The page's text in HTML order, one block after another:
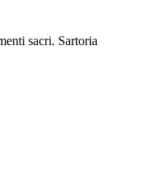
sacri. Sartoria